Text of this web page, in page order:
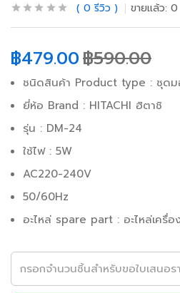
0 รีวิว ขายแล้ว: 0
฿479.00฿590.00
ชนิดสินค้า Product type : ชุดม
ยี่ห้อ Brand : HITACHI ฮิตาชิ
รุ่น : DM-24
ใช้ไฟ : 5W
AC220-240V
50/60Hz
อะไหล่ spare part : อะไหล่เครื่อ